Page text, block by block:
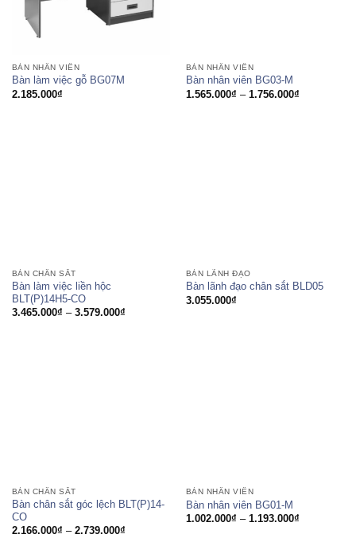
BÀN NHÂN VIÊN
Bàn làm việc gỗ BG07M
2.185.000₫
BÀN NHÂN VIÊN
Bàn nhân viên BG03-M
1.565.000₫ – 1.756.000₫Khoảng
BÀN CHÂN SẮT
Bàn làm việc liền hộc
BLT(P)14H5-CO
3.465.000₫ – 3.579.000₫Khoảng
BÀN LÃNH ĐẠO
Bàn lãnh đạo chân sắt BLD05
3.055.000₫
BÀN CHÂN SẮT
Bàn chân sắt góc lệch BLT(P)14-
CO
2.166.000₫ – 2.739.000₫Khoảng
BÀN NHÂN VIÊN
Bàn nhân viên BG01-M
1.002.000₫ – 1.193.000₫Khoảng